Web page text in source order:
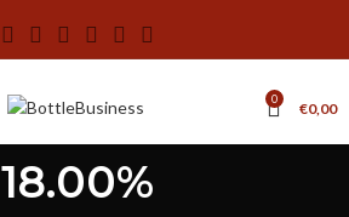
0 €0,00
18.00%